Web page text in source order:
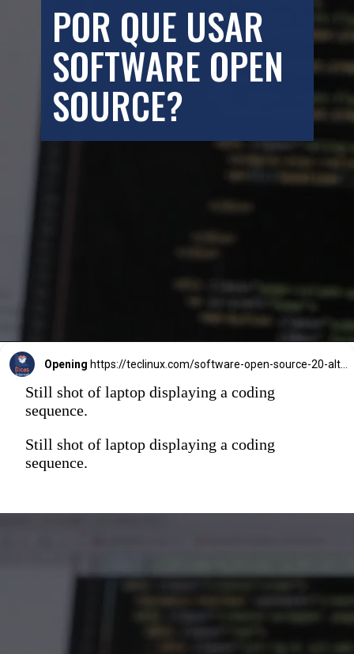
POR QUE USAR
SOFTWARE OPEN
SOURCE?
Opening
Still shot of laptop displaying a coding
sequence.
Still shot of laptop displaying a coding
sequence.